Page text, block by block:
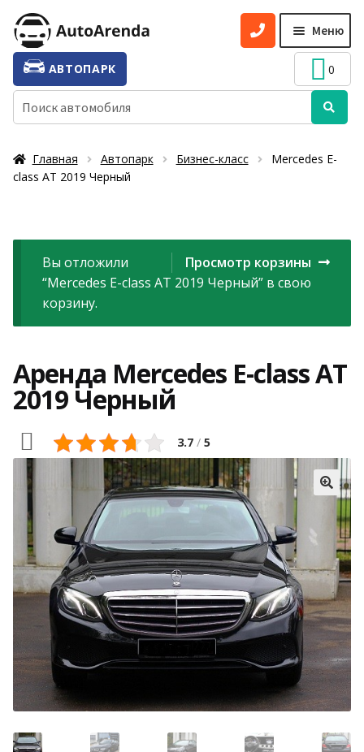
Перейти
к
навигации
Перейти
к
содержимому
Меню
УСЛУГИ
меню
ТАРИФЫ
УСЛОВИЯ АРЕНДЫ
КОНТАКТЫ
АВТОПАРК
Искать:
0
Главная Автопарк Бизнес-класс
Mercedes E-
class АТ 2019 Черный
Просмотр корзины
Вы отложили
“Mercedes E-class АТ 2019 Черный” в свою
корзину.
Аренда Mercedes E-class АТ
2019 Черный
3.7 / 5